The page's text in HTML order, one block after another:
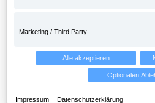
Marketing / Third Party
Alle akzeptieren
Optionalen
Impressum Datenschutzerklärung